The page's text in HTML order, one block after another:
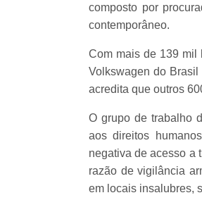
composto por
contemporâneo.
Com mais de 139 mil
Volkswagen do
acredita que outros
O grupo de trabalho
aos direitos
negativa de acesso a
razão de vigilância
em locais insalubres,